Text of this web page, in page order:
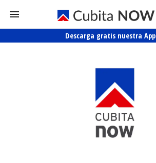
Descarga gratis nuestra App